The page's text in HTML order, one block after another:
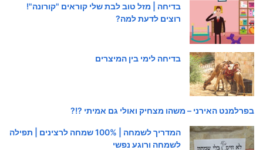
בדיחה | מזל טוב לבת שלי קוראים "קורונה"!
רוצים לדעת למה?
בדיחה לימי בין המיצרים
בפרלמנט האירני – משהו מצחיק ואולי גם אמיתי ?!?
המדריך לשמחה | 100% שמחה לרצינים | תפילה
לשמחה ורוגע נפשי